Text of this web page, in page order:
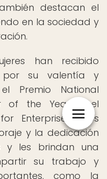
destacan el
en la sociedad y
han recibido
por su valentía y
Premio National
of the Year y el
Enterprise. Estos
y la dedicación
y les brindan una
su trabajo y
como la